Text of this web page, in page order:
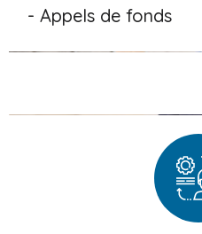
- Appels de fonds